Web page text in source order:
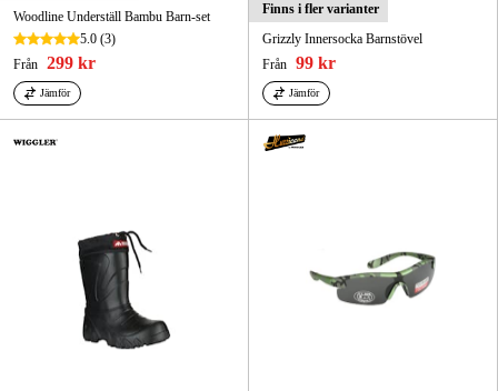
Woodline Underställ Bambu Barn-set
5.0 (3)
Från 299 kr
Jämför
Finns i fler varianter
Grizzly Innersocka Barnstövel
Från 99 kr
Jämför